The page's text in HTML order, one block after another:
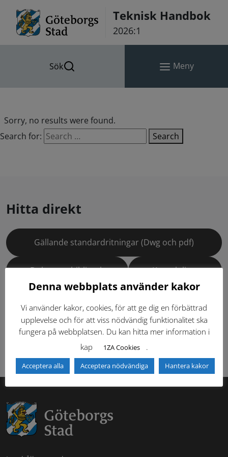
Teknisk Handbok
2026:1
Sök Meny
Sorry, no results were found.
Search for:
Search
Hitta direkt
Gällande standardritningar (Dwg och pdf)
Dokumentbibliotek Kontaktlista
Säkerhetsordningen
Denna webbplats använder kakor
Vi använder kakor, cookies, för att ge dig en förbättrad
upplevelse och för att viss nödvändig funktionalitet ska
fungera på webbplatsen. Du kan hitta mer information i
kap
1ZA Cookies .
Acceptera alla Acceptera nödvändiga Hantera kakor